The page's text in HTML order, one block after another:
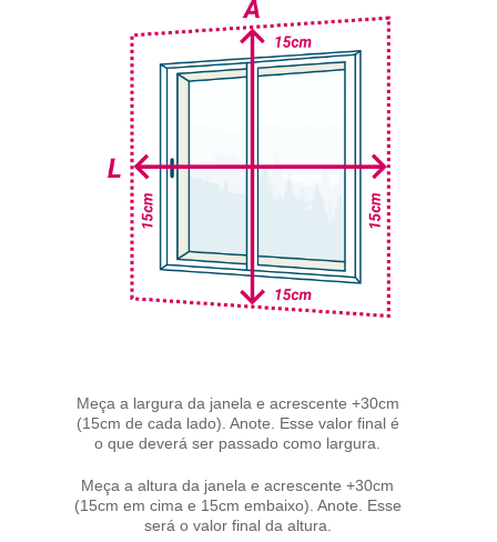
Meça a largura da janela e acrescente +30cm
(15cm de cada lado). Anote. Esse valor final é
o que deverá ser passado como largura.
Meça a altura da janela e acrescente +30cm
(15cm em cima e 15cm embaixo). Anote. Esse
será o valor final da altura.